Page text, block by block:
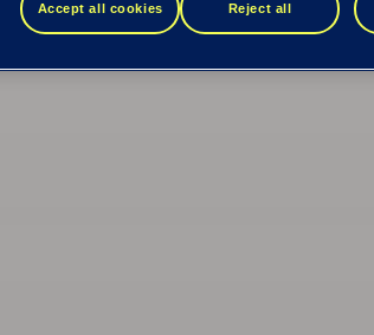
Accept all cookies Reject all